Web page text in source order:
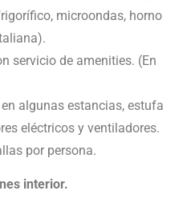
microondas, horno
servicio de amenities. (En
algunas estancias, estufa
eléctricos y ventiladores.
por persona.
interior.